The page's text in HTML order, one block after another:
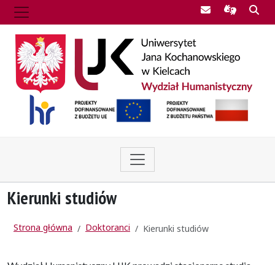
Poczta UJK
Kierunki studiów
Strona główna Doktoranci Kierunki studiów